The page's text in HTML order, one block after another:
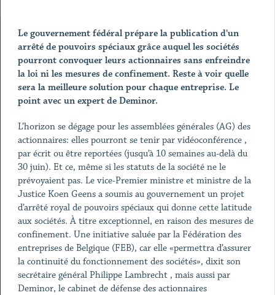
Le gouvernement fédéral prépare la publication d'un
arrêté de pouvoirs spéciaux grâce auquel les sociétés
pourront convoquer leurs actionnaires sans enfreindre
la loi ni les mesures de confinement. Reste à voir quelle
sera la meilleure solution pour chaque entreprise. Le
point avec un expert de Deminor.
L’horizon se dégage pour les assemblées générales (AG) des
actionnaires: elles pourront se tenir par vidéoconférence ,
par écrit ou être reportées (jusqu’à 10 semaines au-delà du
30 juin). Et ce, même si les statuts de la société ne le
prévoyaient pas. Le vice-Premier ministre et ministre de la
Justice Koen Geens a soumis au gouvernement un projet
d’arrêté royal de pouvoirs spéciaux qui donne cette latitude
aux sociétés. À titre exceptionnel, en raison des mesures de
confinement. Une initiative saluée par la Fédération des
entreprises de Belgique (FEB), car elle «permettra d’assurer
la continuité du fonctionnement des sociétés», dixit son
secrétaire général Philippe Lambrecht , mais aussi par
Deminor, le cabinet de défense des actionnaires